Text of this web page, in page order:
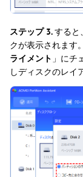
ステップ 3.すると
クが表示されます
ライメント 」にチ
しディスクのレイ